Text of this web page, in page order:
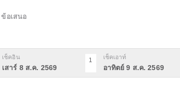
ข้อเสนอ
เช็คอิน
เสาร์ 8 ส.ค. 2569
1 เช็คเอาท์
อาทิตย์ 9 ส.ค. 2569